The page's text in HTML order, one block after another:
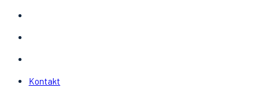
Kontakt